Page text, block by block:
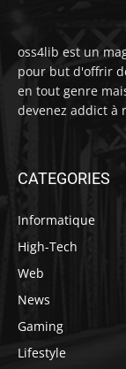
oss4lib est un
pour but d'offrir
en tout genre
devenez addict à
CATEGORIES
Informatique
High-Tech
Web
News
Gaming
Lifestyle